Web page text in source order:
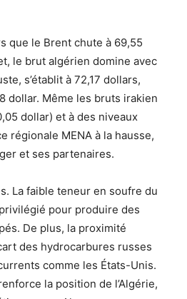
que le Brent chute à 69,55
le brut algérien domine avec
s’établit à 72,17 dollars,
dollar. Même les bruts irakien
dollar) et à des niveaux
régionale MENA à la hausse,
et ses partenaires.
La faible teneur en soufre du
pour produire des
De plus, la proximité
des hydrocarbures russes
comme les États-Unis.
la position de l’Algérie,